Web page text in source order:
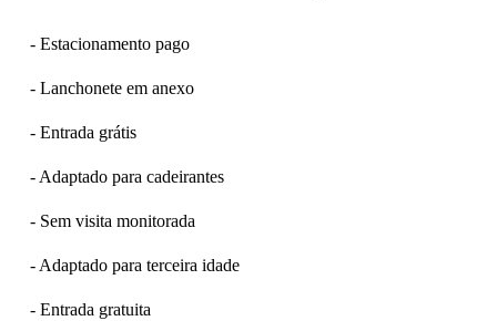
- Estacionamento pago
- Lanchonete em anexo
- Entrada grátis
- Adaptado para cadeirantes
- Sem visita monitorada
- Adaptado para terceira idade
- Entrada gratuita